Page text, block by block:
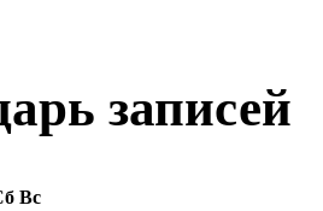
записей
Вс